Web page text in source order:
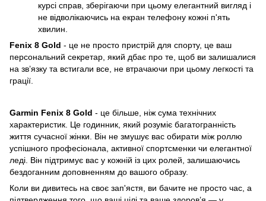
курсі справ, зберігаючи при цьому елегантний вигляд і
не відволікаючись на екран телефону кожні п'ять
хвилин.
Fenix 8 Gold - це не просто пристрій для спорту, це ваш
персональний секретар, який дбає про те, щоб ви залишалися
на зв’язку та встигали все, не втрачаючи при цьому легкості та
грації.
Garmin Fenix 8 Gold - це більше, ніж сума технічних
характеристик. Це годинник, який розуміє багатогранність
життя сучасної жінки. Він не змушує вас обирати між роллю
успішного професіонала, активної спортсменки чи елегантної
леді. Він підтримує вас у кожній із цих ролей, залишаючись
бездоганним доповненням до вашого образу.
Коли ви дивитесь на своє зап'ястя, ви бачите не просто час, а